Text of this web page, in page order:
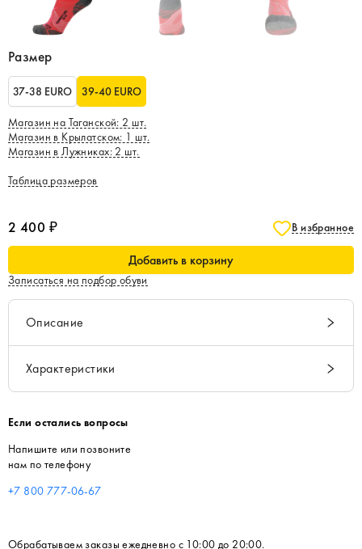
Размер
37-38 EURO 39-40 EURO
Магазин на Таганской: 2 шт.
Магазин в Крылатском: 1 шт.
Магазин в Лужниках: 2 шт.
Таблица размеров
2 400 ₽ В избранное
Добавить в корзину
Записаться на подбор обуви
Описание
Характеристики
Если остались вопросы
Напишите или позвоните
нам по телефону
+7 800 777-06-67
Обрабатываем заказы ежедневно с 10:00 до 20:00.